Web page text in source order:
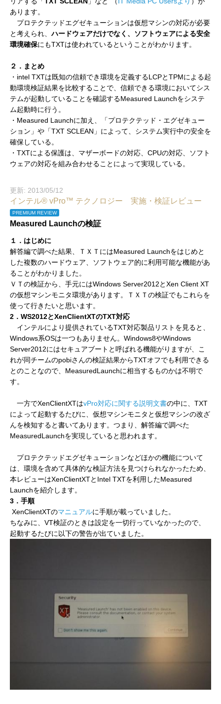
あります。
プロテクテッドエグゼキューションは仮想マシンの対応が必要
と考えられ、ハードウェアだけでなく、ソフトウェアによる安全
環境確保にもTXTは使われているということがわかります。
２．まとめ
・intel TXTは既知の信頼でき環境を定義するLCPとTPMによる起
動環境検証結果を比較することで、信頼できる環境においてシス
テムが起動していることを確認するMeasured Launchをシステ
ム起動時に行う。
・Measured Launchに加え、「プロテクテッド・エグゼキュー
ション」や「TXT SCLEAN」によって、システム実行中の安全を
確保している。
・TXTによる保護は、マザーボードの対応、CPUの対応、ソフト
ウェアの対応を組み合わせることによって実現している。
更新: 2013/05/12
インテル® vPro™ テクノロジー 実施・検証レビュー
PREMIUM REVIEW
Measured Launchの検証
１．はじめに
解答編で調べた結果、ＴＸＴにはMeasured Launchをはじめと
した複数のハードウェア、ソフトウェア的に利用可能な機能があ
ることがわかりました。
ＶＴの検証から、手元にはWindows Server2012とXen Client XT
の仮想マシンモニタ環境があります。ＴＸＴの検証でもこれらを
使って行きたいと思います。
2．WS2012とXenClientXTのTXT対応
インテルにより提供されているTXT対応製品リストを見ると、
Windows系OSは一つもありません。Windows8やWindows
Server2012にはセキュアブートと呼ばれる機能がりますが、こ
れが同チームのpobiさんの検証結果からTXTオフでも利用できる
とのことなので、MeasuredLaunchに相当するものかは不明で
す。
一方でXenClientXTはvPro対応に関する説明文書の中に、TXT
によって起動するたびに、仮想マシンモニタと仮想マシンの改ざ
んを検知すると書いてあります。つまり、解答編で調べた
MeasuredLaunchを実現していると思われます。
プロテクテッドエグゼキューションなどほかの機能について
は、環境を含めて具体的な検証方法を見つけられなかったため、
本レビューはXenClientXTとIntel TXTを利用したMeasured
Launchを紹介します。
3．手順
XenClientXTのマニュアルに手順が載っていました。
ちなみに、VT検証のときは設定を一切行っていなかったので、
起動するたびに以下の警告が出ていました。